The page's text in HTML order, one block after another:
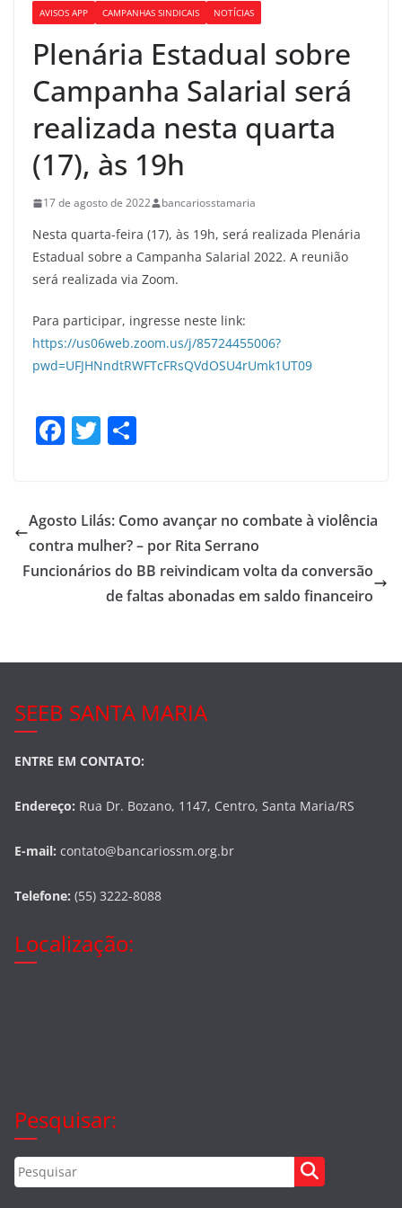
AVISOS APP CAMPANHAS SINDICAIS NOTÍCIAS
Plenária Estadual sobre
Campanha Salarial será
realizada nesta quarta
(17), às 19h
17 de agosto de 2022 bancariosstamaria
Nesta quarta-feira (17), às 19h, será realizada Plenária
Estadual sobre a Campanha Salarial 2022. A reunião
será realizada via Zoom.
Para participar, ingresse neste link:
https://us06web.zoom.us/j/85724455006?
pwd=UFJHNndtRWFTcFRsQVdOSU4rUmk1UT09
F
e
b
o
T
er e
Agosto Lilás: Como avançar no combate à violência
contra mulher? – por Rita Serrano
Funcionários do BB reivindicam volta da conversão
de faltas abonadas em saldo financeiro
SEEB SANTA MARIA
ENTRE EM CONTATO:
Endereço: Rua Dr. Bozano, 1147, Centro, Santa Maria/RS
E-mail: contato@bancariossm.org.br
Telefone: (55) 3222-8088
Localização:
Pesquisar: